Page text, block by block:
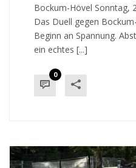
Bockum-Hövel Sonntag,
Das Duell gegen
Beginn an Spannung.
ein echtes [...]
0